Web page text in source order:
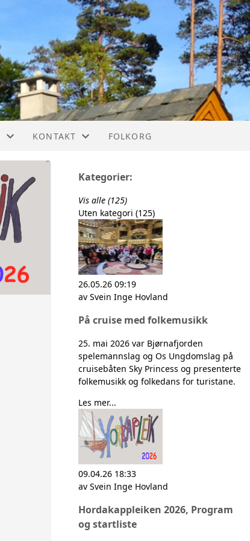
KONTAKT
STYREOVERSIKT
FOLKORG
Kategorier:
Vis alle (125)
Uten kategori (125)
26.05.26 09:19
av Svein Inge Hovland
På cruise med folkemusikk
25. mai 2026 var Bjørnafjorden
spelemannslag og Os Ungdomslag på
cruisebåten Sky Princess og presenterte
folkemusikk og folkedans for turistane.
Les mer...
09.04.26 18:33
av Svein Inge Hovland
Hordakappleiken 2026, Program
og startliste